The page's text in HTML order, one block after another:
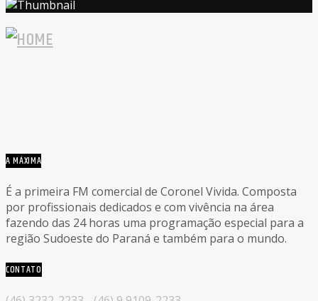
A MÁXIMA
É a primeira FM comercial de Coronel Vivida. Composta
por profissionais dedicados e com vivência na área
fazendo das 24 horas uma programação especial para a
região Sudoeste do Paraná e também para o mundo.
CONTATO